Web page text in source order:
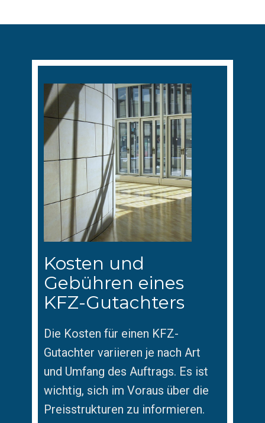
Kosten und
Gebühren eines
KFZ-Gutachters
Die Kosten für einen KFZ-
Gutachter variieren je nach Art
und Umfang des Auftrags. Es ist
wichtig, sich im Voraus über die
Preisstrukturen zu informieren.